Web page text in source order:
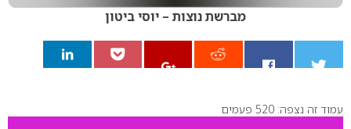
מברשת נוצות – יוסי ביטון
0
עמוד זה נצפה: 520 פעמים